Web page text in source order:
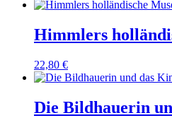
Himmlers
22,80 €
Die Bildhauerin